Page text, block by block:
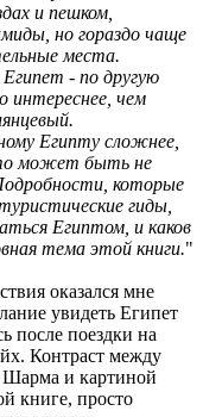
и пешком,
но гораздо чаще
места.
- по другую
интереснее, чем
Египту сложнее,
может быть не
которые
гиды,
Египтом, и каков
тема этой книги."
оказался мне
увидеть Египет
после поездки на
Контраст между
и картиной
книге, просто